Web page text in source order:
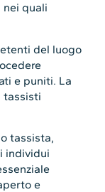
quali
del luogo
e puniti. La
tassisti
tassista,
individui
e